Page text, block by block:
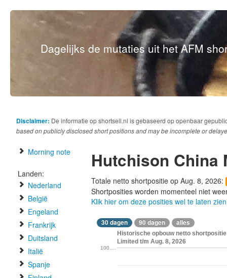
Dagelijks de mutaties uit het AFM
Disclaimer: De informatie op shortsell.nl is gebaseerd op openbaar
based on publicly disclosed short positions and may be incomplete or
Morning note
Landen:
Nederland
België
Engeland
Frankrijk
Duitsland
Italië
Spanje
Hutchison China
Totale netto shortpositie op Aug. 8, 2026:
Shortposities worden momenteel niet
Klik hier om deze posities wel te laten zien
30 dagen 90 dagen alles
Historische opbouw netto
Limited t/m Aug. 8, 2026
100.…